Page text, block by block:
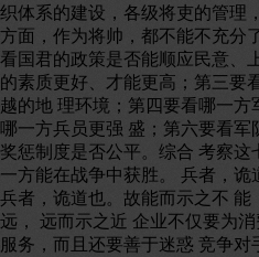
织体系的建设，各级将吏的管理
方面，作为将帅，都不能不充分
看国君的政策是否能顺应民意、
的素质更好、才能更高；第三要
越的地 理环境；第四要看哪一
哪一方兵员更强 盛；第六要看
奖惩制度是否公平。综合 考察
一方能在战争中获胜。 兵者，诡
兵者，诡道也。故能而示之不 能
远， 远而示之近 企业不仅要为
服务，而且还要善于迷惑 竞争